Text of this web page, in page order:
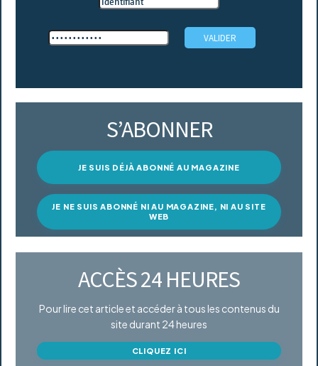
S’ABONNER
JE SUIS DÉJÀ ABONNÉ AU MAGAZINE
JE NE SUIS ABONNÉ NI AU MAGAZINE, NI AU SITE
WEB
ACCÈS 24 HEURES
Pour lire cet article et accéder à tous les contenus du
site durant 24 heures
CLIQUEZ ICI